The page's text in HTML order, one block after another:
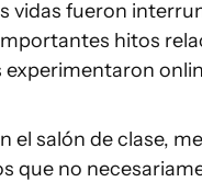
vidas fueron
hitos
experimentaron
el salón de clase,
que no